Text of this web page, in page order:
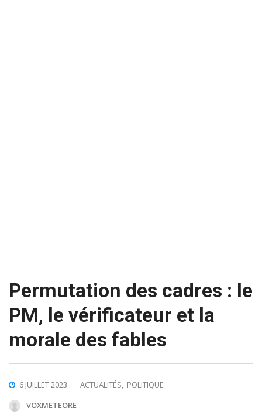
Permutation des cadres : le
PM, le vérificateur et la
morale des fables
6 JUILLET 2023 ACTUALITÉS
POLITIQUE
VOXMETEORE